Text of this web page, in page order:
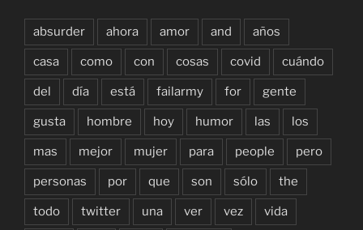
absurder ahora amor and años
casa como con cosas covid cuándo
del día está failarmy for gente
gusta hombre hoy humor las los
mas mejor mujer para people pero
personas por que son sólo the
todo twitter una ver vez vida